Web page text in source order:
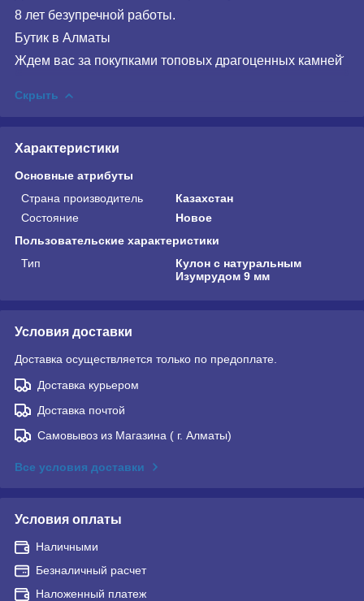
8 лет безупречной работы.
Бутик в Алматы
Ждем вас за покупками топовых драгоценных камней̆
Скрыть
Характеристики
Основные атрибуты
Страна производитель
Казахстан
Состояние
Новое
Пользовательские характеристики
Тип
Кулон с натуральным
Изумрудом 9 мм
Условия доставки
Доставка осуществляется только по предоплате.
Доставка курьером
Доставка почтой
Самовывоз из Магазина ( г. Алматы)
Все условия доставки
Условия оплаты
Наличными
Безналичный расчет
Наложенный платеж